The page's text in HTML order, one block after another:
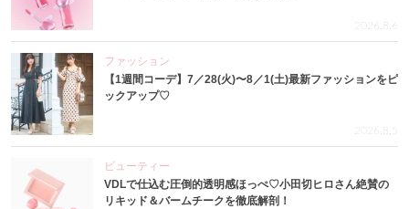
2026.8.6
ファッション
【1週間コーデ】7／28(火)〜8／1(土)最新ファッションをピ
ックアップ♡
2026.8.5
ビューティー
VDLで仕込む圧倒的透明感ほっぺ♡小田切ヒロさん絶賛の
リキッド＆バームチークを徹底解剖！